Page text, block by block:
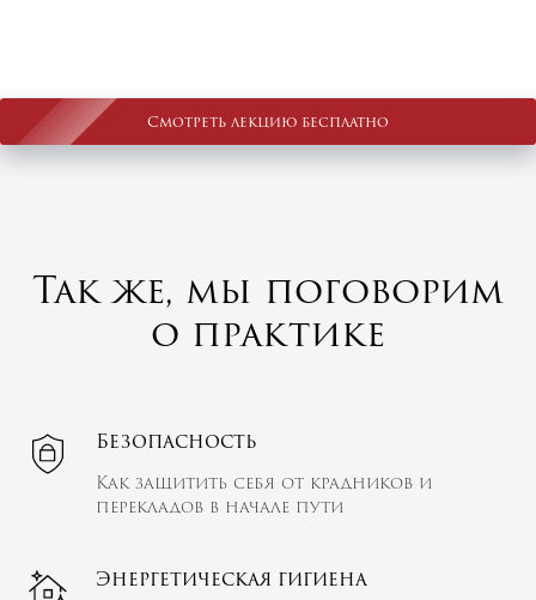
Смотреть лекцию бесплатно
Так же, мы поговорим
о практике
Безопасность
Как защитить себя от крадников и
перекладов в начале пути
Энергетическая гигиена